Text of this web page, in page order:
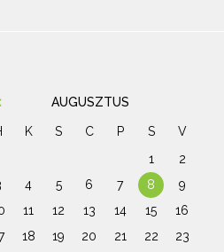
AUGUSZTUS
K S C P S
V
1
2
4 5 6 7 8
9
11 12 13 14 15
16
18 19 20 21 22 23